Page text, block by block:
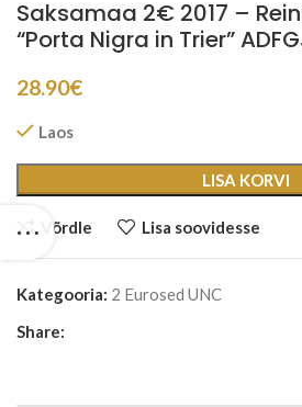
Saksamaa 2€ 2017 –
“Porta Nigra in Trier”
28.90€
Laos
LISA KORVI
Võrdle Lisa soovidesse
Kategooria: 2 Eurosed UNC
Share: